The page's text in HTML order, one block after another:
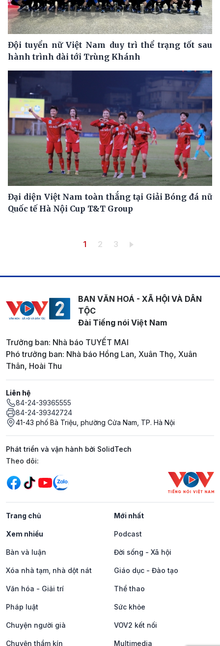
Đội tuyển nữ Việt Nam duy trì thể trạng tốt sau
hành trình dài tới Trùng Khánh
Đại diện Việt Nam toàn thắng tại Giải Bóng đá nữ
Quốc tế Hà Nội Cup T&T Group
Trang hiện thời
1 Trang
2 Trang
3
BAN VĂN HOÁ - XÃ HỘI VÀ DÂN
TỘC
Đài Tiếng nói Việt Nam
Trưởng ban: Nhà báo TUYẾT MAI
Phó trưởng ban: Nhà báo Hồng Lan, Xuân Thọ, Xuân
Thân, Hoài Thu
Liên hệ
84-24-39365555
84-24-39342724
41-43 phố Bà Triệu, phường Cửa Nam, TP. Hà Nội
Phát triển và vận hành bởi SolidTech
Mạng xã hội
Theo dõi:
Trang chủ Mới nhất
Xem nhiều Podcast
Bàn và luận Đời sống - Xã hội
Xóa nhà tạm, nhà dột nát Giáo dục - Đào tạo
Văn hóa - Giải trí Thể thao
Pháp luật Sức khỏe
Chuyện người già VOV2 kết nối
Chuyện thầm kín Multimedia